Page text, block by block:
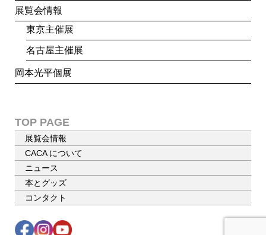
展覧会情報
東京主催展
名古屋主催展
岡本光平個展
TOP PAGE
展覧会情報
CACA について
ニュース
本とグッズ
コンタクト